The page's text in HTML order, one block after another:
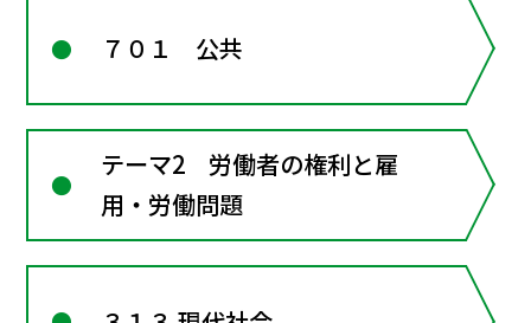
７０１ 公共
テーマ2 労働者の権利と雇
用・労働問題